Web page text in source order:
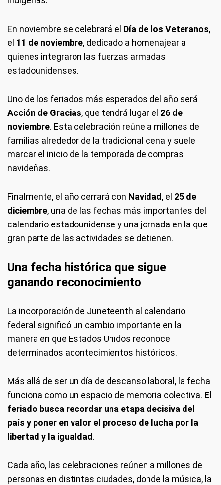
En noviembre se celebrará el Día de los Veteranos,
el 11 de noviembre, dedicado a homenajear a
quienes integraron las fuerzas armadas
estadounidenses.
Uno de los feriados más esperados del año será
Acción de Gracias, que tendrá lugar el 26 de
noviembre. Esta celebración reúne a millones de
familias alrededor de la tradicional cena y suele
marcar el inicio de la temporada de compras
navideñas.
Finalmente, el año cerrará con Navidad , el 25 de
diciembre, una de las fechas más importantes del
calendario estadounidense y una jornada en la que
gran parte de las actividades se detienen.
Una fecha histórica que sigue
ganando reconocimiento
La incorporación de Juneteenth al calendario
federal significó un cambio importante en la
manera en que Estados Unidos reconoce
determinados acontecimientos históricos.
Más allá de ser un día de descanso laboral, la fecha
funciona como un espacio de memoria colectiva. El
feriado busca recordar una etapa decisiva del
país y poner en valor el proceso de lucha por la
libertad y la igualdad .
Cada año, las celebraciones reúnen a millones de
personas en distintas ciudades, donde la música, la